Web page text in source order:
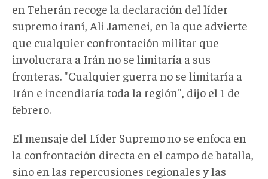
en Teherán recoge la declaración del líder
supremo iraní, Ali Jamenei, en la que advierte
que cualquier confrontación militar que
involucrara a Irán no se limitaría a sus
fronteras. "Cualquier guerra no se limitaría a
Irán e incendiaría toda la región", dijo el 1 de
febrero.
El mensaje del Líder Supremo no se enfoca en
la confrontación directa en el campo de batalla,
sino en las repercusiones regionales y las